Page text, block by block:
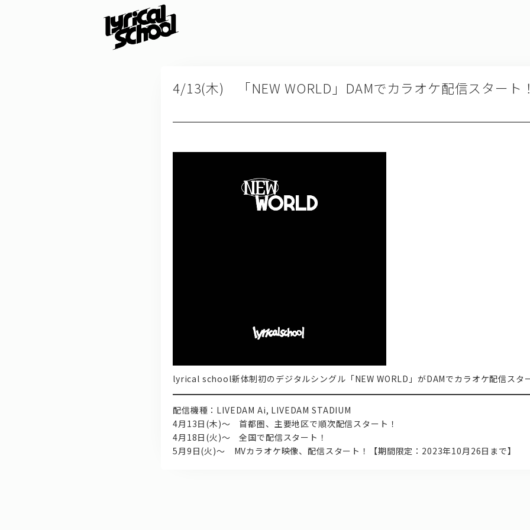
4/13(木) 「NEW WORLD」DAMでカラオケ配信スタート
lyrical school新体制初のデジタルシングル「NEW WORLD」がDAMでカラオケ配信スタ
配信機種：LIVEDAM Ai, LIVEDAM STADIUM
4月13日(木)～ 首都圏、主要地区で順次配信スタート！
4月18日(火)～ 全国で配信スタート！
5月9日(火)～ MVカラオケ映像、配信スタート！【期間限定：2023年10月26日まで】